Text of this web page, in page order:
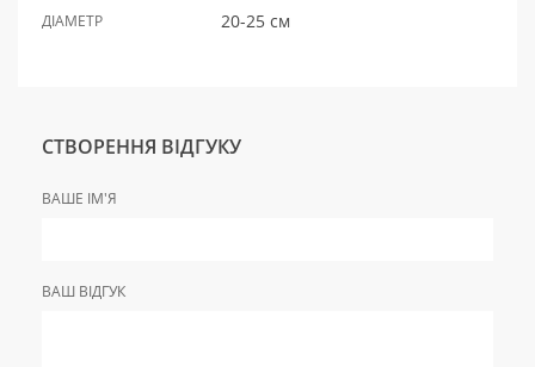
ДІАМЕТР 20-25 см
СТВОРЕННЯ ВІДГУКУ
ВАШЕ ІМ'Я
ВАШ ВІДГУК